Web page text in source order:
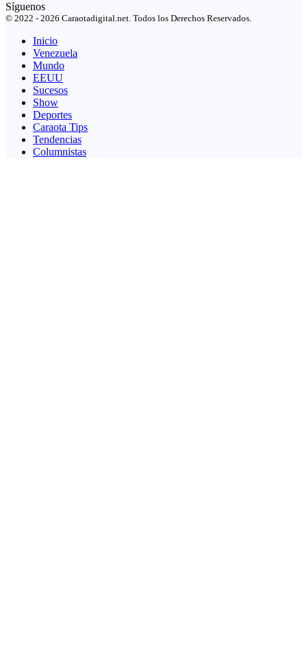
Síguenos
© 2022 - 2026 Caraotadigital.net. Todos los Derechos Reservados.
Inicio
Venezuela
Mundo
EEUU
Sucesos
Show
Deportes
Caraota Tips
Tendencias
Columnistas